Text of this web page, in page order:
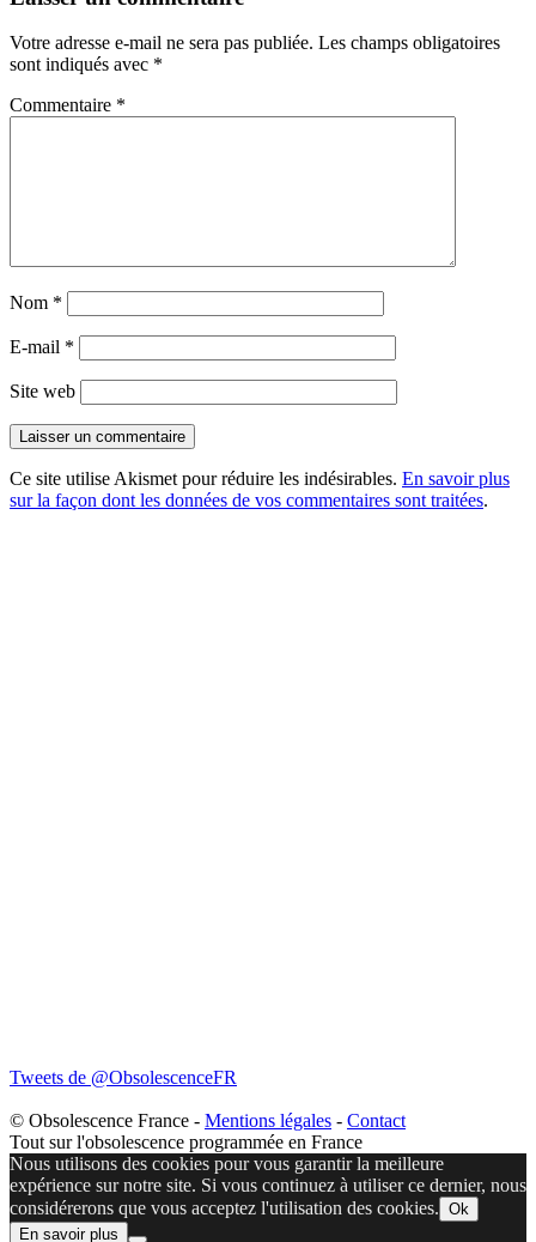
Votre adresse e-mail ne sera pas publiée. Les champs obligatoires
sont indiqués avec *
Commentaire *
Nom *
E-mail *
Site web
Ce site utilise Akismet pour réduire les indésirables. En savoir plus
sur la façon dont les données de vos commentaires sont traitées.
Tweets de @ObsolescenceFR
© Obsolescence France - Mentions légales - Contact
Tout sur l'obsolescence programmée en France
Nous utilisons des cookies pour vous garantir la meilleure
expérience sur notre site. Si vous continuez à utiliser ce dernier, nous
considérerons que vous acceptez l'utilisation des cookies. Ok
En savoir plus